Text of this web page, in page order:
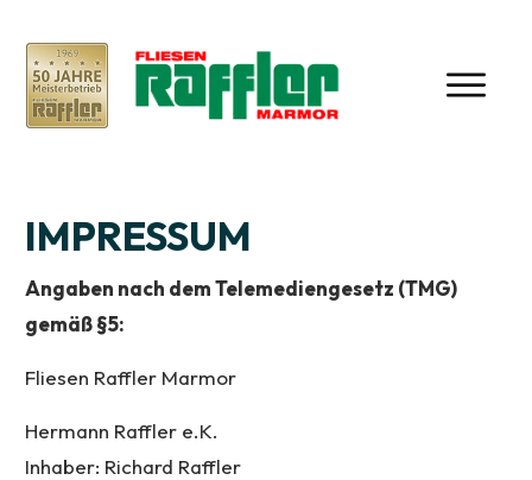
IMPRESSUM
Angaben nach dem Telemediengesetz (TMG)
gemäß §5:
Fliesen Raffler Marmor
Hermann Raffler e.K.
Inhaber: Richard Raffler